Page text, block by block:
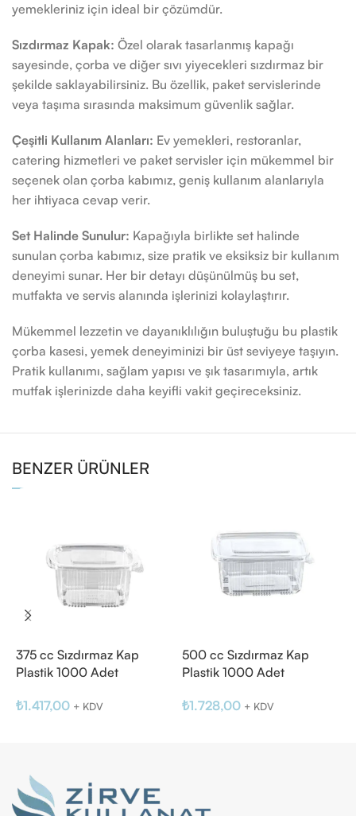
yemekleriniz için ideal bir çözümdür.
Sızdırmaz Kapak: Özel olarak tasarlanmış kapağı
sayesinde, çorba ve diğer sıvı yiyecekleri sızdırmaz bir
şekilde saklayabilirsiniz. Bu özellik, paket servislerinde
veya taşıma sırasında maksimum güvenlik sağlar.
Çeşitli Kullanım Alanları: Ev yemekleri, restoranlar,
catering hizmetleri ve paket servisler için mükemmel bir
seçenek olan çorba kabımız, geniş kullanım alanlarıyla
her ihtiyaca cevap verir.
Set Halinde Sunulur: Kapağıyla birlikte set halinde
sunulan çorba kabımız, size pratik ve eksiksiz bir kullanım
deneyimi sunar. Her bir detayı düşünülmüş bu set,
mutfakta ve servis alanında işlerinizi kolaylaştırır.
Mükemmel lezzetin ve dayanıklılığın buluştuğu bu plastik
çorba kasesi, yemek deneyiminizi bir üst seviyeye taşıyın.
Pratik kullanımı, sağlam yapısı ve şık tasarımıyla, artık
mutfak işlerinizde daha keyifli vakit geçireceksiniz.
BENZER ÜRÜNLER
375 cc Sızdırmaz Kap
Plastik 1000 Adet
₺1.417,00 + KDV
500 cc Sızdırmaz Kap
Plastik 1000 Adet
₺1.728,00 + KDV